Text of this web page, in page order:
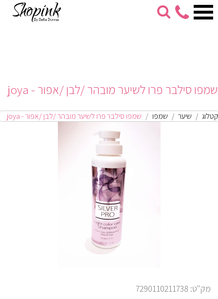
053-
274-
שמפו סילבר פרו לשיער מובהר /לבן /אפור - joya
קטלוג שיער שמפו שמפו סילבר פרו לשיער מובהר /לבן /אפור - joya
מק"ט: 7290110211738